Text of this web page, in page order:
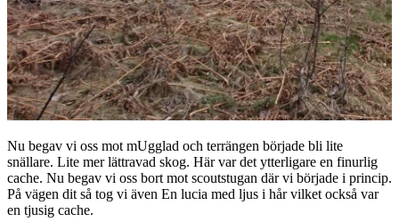
Nu begav vi oss mot mUgglad och terrängen började bli lite
snällare. Lite mer lättravad skog. Här var det ytterligare en finurlig
cache. Nu begav vi oss bort mot scoutstugan där vi började i princip.
På vägen dit så tog vi även En lucia med ljus i hår vilket också var
en tjusig cache.